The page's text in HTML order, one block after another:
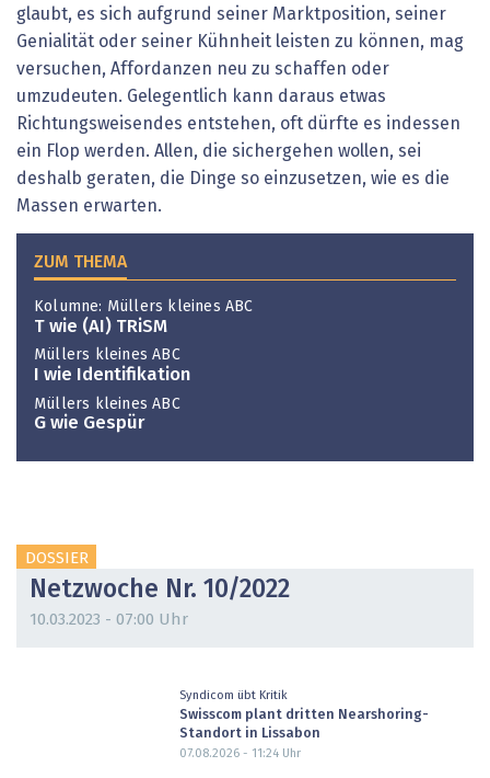
glaubt, es sich aufgrund seiner Marktposition, seiner
Genialität oder seiner Kühnheit leisten zu können, mag
versuchen, Affordanzen neu zu schaffen oder
umzudeuten. Gelegentlich kann daraus etwas
Richtungsweisendes entstehen, oft dürfte es indessen
ein Flop werden. Allen, die sichergehen wollen, sei
deshalb geraten, die Dinge so einzusetzen, wie es die
Massen erwarten.
ZUM THEMA
Kolumne: Müllers kleines ABC
T wie (AI) TRiSM
Müllers kleines ABC
I wie Identifikation
Müllers kleines ABC
G wie Gespür
DOSSIER
Netzwoche Nr. 10/2022
10.03.2023 - 07:00 Uhr
Syndicom übt Kritik
Swisscom plant dritten Nearshoring-
Standort in Lissabon
07.08.2026 - 11:24Uhr